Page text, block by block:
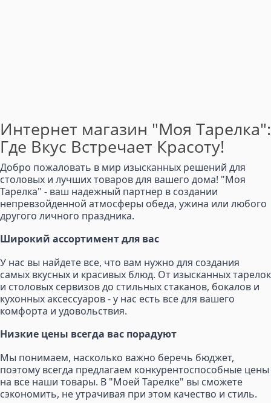
Интернет магазин "Моя Тарелка":
Где Вкус Встречает Красоту!
Добро пожаловать в мир изысканных решений для
столовых и лучших товаров для вашего дома! "Моя
Тарелка" - ваш надежный партнер в создании
непревзойденной атмосферы обеда, ужина или любого
другого личного праздника.
Широкий ассортимент для вас
У нас вы найдете все, что вам нужно для создания
самых вкусных и красивых блюд. От изысканных тарелок
и столовых сервизов до стильных стаканов, бокалов и
кухонных аксессуаров - у нас есть все для вашего
комфорта и удовольствия.
Низкие цены всегда вас порадуют
Мы понимаем, насколько важно беречь бюджет,
поэтому всегда предлагаем конкурентоспособные цены
на все наши товары. В "Моей Тарелке" вы сможете
сэкономить, не утрачивая при этом качество и стиль.